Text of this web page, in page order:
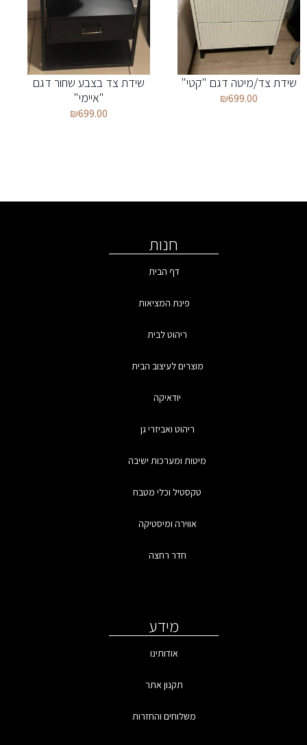
שידת צד/מיטה דגם "קטי"
₪699.00
שידת צד בצבע שחור דגם
"איימי"
₪699.00
חנות
דף הבית
פינת המציאות
ריהוט לבית
מוצרים לעיצוב הבית
יודאיקה
ריהוט ואביזרי גן
מיטות ומערכות ישיבה
טקסטיל וכלי מטבח
אווירה ומיסטיקה
חדר רחצה
מידע
אודותינו
תקנון אתר
משלוחים והחזרות